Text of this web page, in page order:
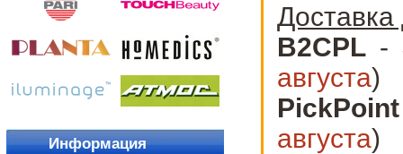
Информация
B2CPL -
августа)
PickPoint
августа)